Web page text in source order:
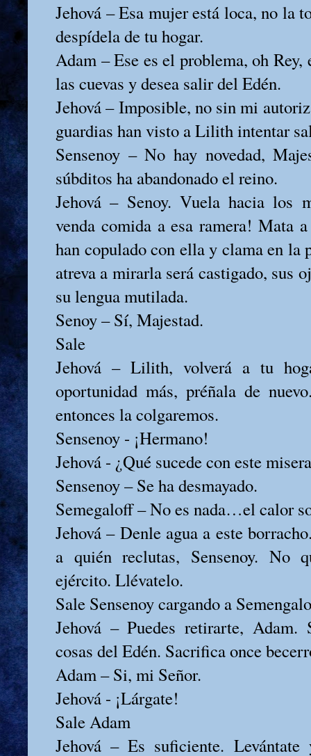
Jehová – Esa mujer está loca, no la
despídela de tu hogar.
Adam – Ese es el problema, oh
las cuevas y desea salir del Edén.
Jehová – Imposible, no sin mi
guardias han visto a Lilith intentar
Sensenoy – No hay novedad,
súbditos ha abandonado el reino.
Jehová – Senoy. Vuela hacia los
venda comida a esa ramera! Mata
han copulado con ella y clama en la
atreva a mirarla será castigado, sus
su lengua mutilada.
Senoy – Sí, Majestad.
Sale
Jehová – Lilith, volverá a tu
oportunidad más, préñala de
entonces la colgaremos.
Sensenoy - ¡Hermano!
Jehová - ¿Qué sucede con este
Sensenoy – Se ha desmayado.
Semegaloff – No es nada…el calor
Jehová – Denle agua a este
a quién reclutas, Sensenoy. No
ejército. Llévatelo.
Sale Sensenoy cargando a
Jehová – Puedes retirarte, Adam.
cosas del Edén. Sacrifica once
Adam – Si, mi Señor.
Jehová - ¡Lárgate!
Sale Adam
Jehová – Es suficiente.